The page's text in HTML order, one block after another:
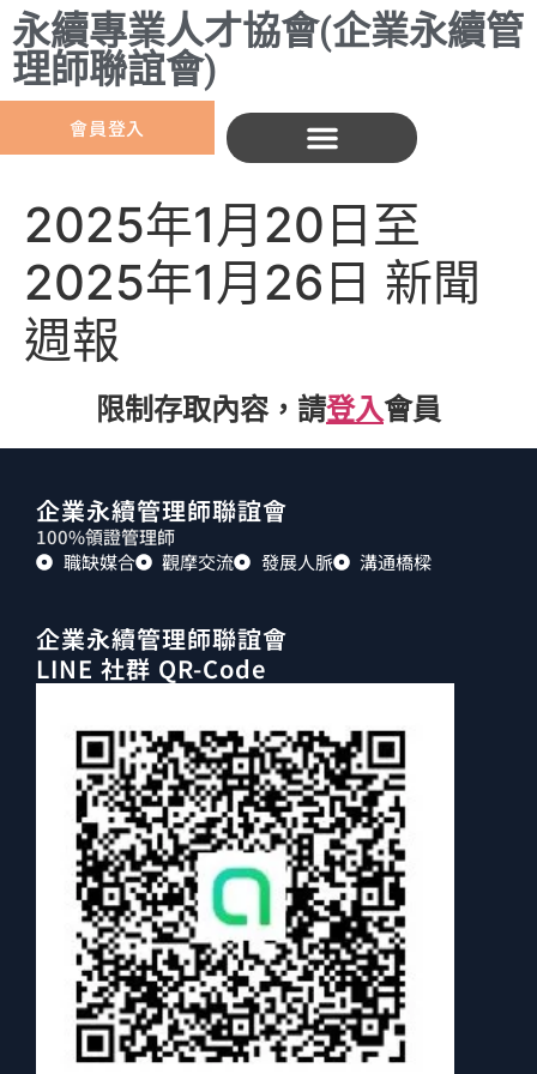
永續專業人才協會(企業永續管
理師聯誼會)
會員登入
2025年1月20日至
2025年1月26日 新聞
週報
限制存取內容，請登入會員
企業永續管理師聯誼會
100%領證管理師
職缺媒合
觀摩交流 發展人脈 溝通橋樑
企業永續管理師聯誼會
LINE 社群 QR-Code